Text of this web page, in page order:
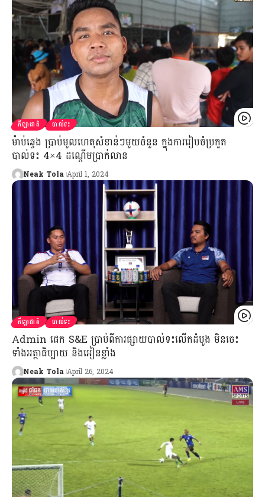
កីឡាជាតិ បាល់ទះ
ម៉ាប់ឆ្វេង ប្រាប់មូលហេតុសំខាន់ៗមួយចំនួន ក្នុងការរៀបចំប្រកួត
បាល់ទះ 4×4 ដណ្ដើមប្រាក់លាន
Neak Tola April 1, 2024
កីឡាជាតិ បាល់ទះ
Admin ផេក S&E ប្រាប់ពីការផ្សាយបាល់ទះលើកដំបូង មិនចេះ
ទាំងអត្ថាធិប្បាយ និងអៀនខ្លាំង
Neak Tola April 26, 2024